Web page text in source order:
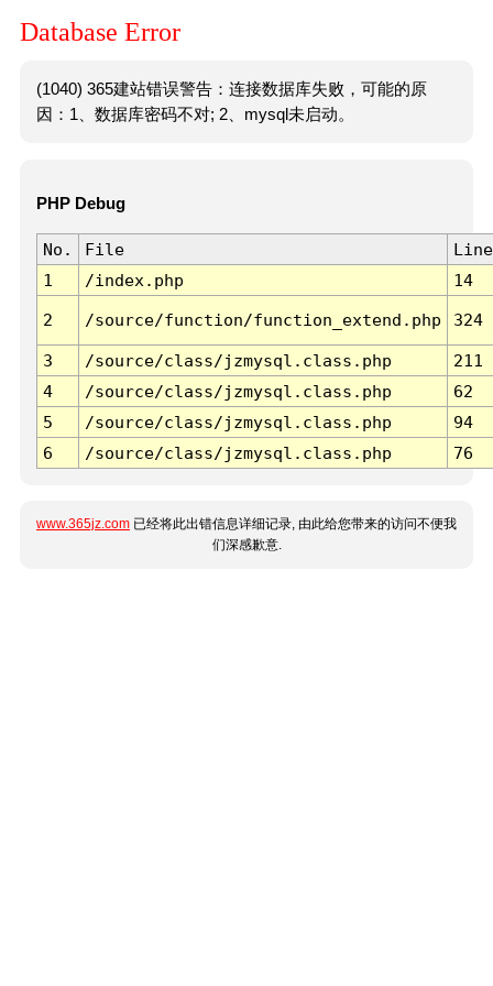
Database Error
(1040) 365建站错误警告：连接数据库失败，可能的原
因：1、数据库密码不对; 2、mysql未启动。
PHP Debug
No. File
Line
1
/index.php 14
2 /source/function/function_extend.php 324
3 /source/class/jzmysql.class.php
211
4
/source/class/jzmysql.class.php
62
5
/source/class/jzmysql.class.php
94
6
/source/class/jzmysql.class.php 76
www.365jz.com 已经将此出错信息详细记录, 由此给您带来的访问不便我
们深感歉意.